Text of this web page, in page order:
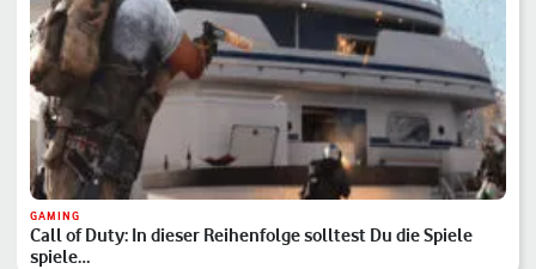
GAMING
Call of Duty: In dieser Reihenfolge solltest Du die Spiele
spiele…